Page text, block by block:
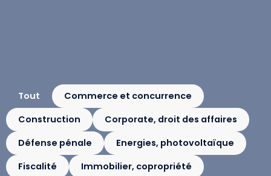
Commerce et concurrence
Construction
Corporate, droit des affaires
Défense pénale
Energies, photovoltaïque
Fiscalité
Immobilier, copropriété
Tout